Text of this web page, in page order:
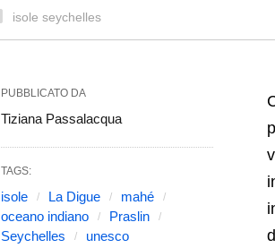
isole seychelles
PUBBLICATO DA
Tiziana Passalacqua
TAGS:
isole La Digue
mahé
oceano indiano
Praslin
Seychelles
unesco